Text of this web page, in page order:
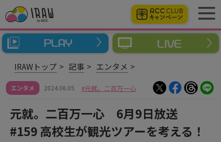
IRAWトップ 記事 エンタメ
エンタメ 2024.06.05 元就。二百万一心
元就。二百万一心 6月9日放送
#159 高校生が観光ツアーを考える！